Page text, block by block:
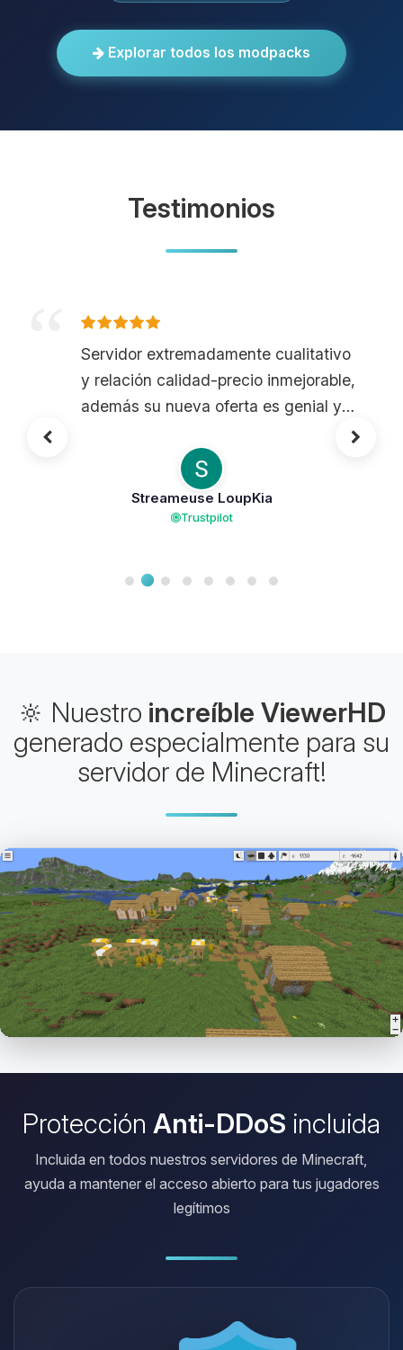
Explorar todos los modpacks
Testimonios
Servidor extremadamente cualitativo
y relación calidad-precio inmejorable,
además su nueva oferta es genial y
calidad increíble a precio inmejorable,
realmente los recomiendo si desean
tener servidores de calidad para sus
Streameuse LoupKia
Trustpilot
🔆 Nuestro increíble ViewerHD
generado especialmente para su
servidor de Minecraft!
Protección Anti-DDoS incluida
Incluida en todos nuestros servidores de Minecraft,
ayuda a mantener el acceso abierto para tus jugadores
legítimos